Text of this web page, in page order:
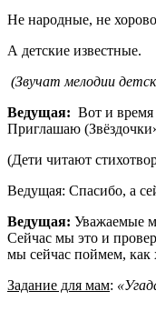
Не народные, не
А детские известные.
(Звучат мелодии
Ведущая: Вот и
Приглашаю
(Дети читают
Ведущая: Спасибо, а
Ведущая: Уважаемые
Сейчас мы это и
мы сейчас поймем, как
Задание для мам: